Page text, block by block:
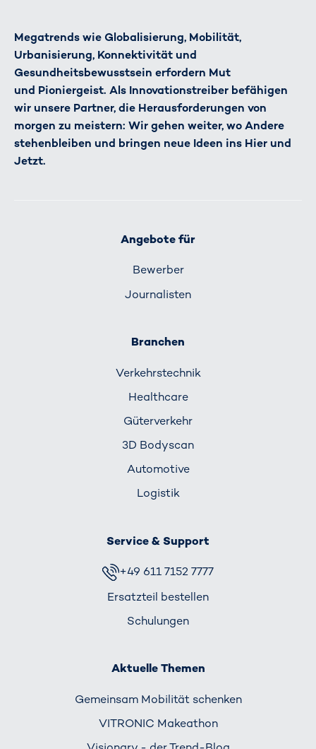
Megatrends wie Globalisierung, Mobilität,
Urbanisierung, Konnektivität und
Gesundheitsbewusstsein erfordern Mut
und Pioniergeist. Als Innovationstreiber befähigen
wir unsere Partner, die Herausforderungen von
morgen zu meistern: Wir gehen weiter, wo Andere
stehenbleiben und bringen neue Ideen ins Hier und
Jetzt.
Angebote für
Bewerber
Journalisten
Branchen
Verkehrs­technik
Healthcare
Güterverkehr
3D Bodyscan
Automotive
Logistik
Service & Support
+49 611 7152 7777
Ersatzteil bestellen
Schulungen
Aktuelle Themen
Gemeinsam Mobilität schenken
VITRONIC Makeathon